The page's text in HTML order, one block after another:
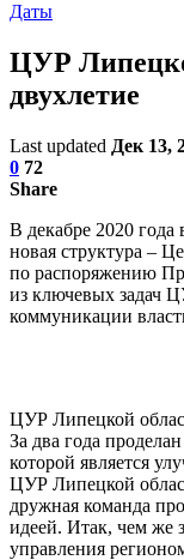
Даты
ЦУР
двухлетие
Last updated Дек 13,
0 72
Share
В декабре 2020 года
новая структура –
по распоряжению
из ключевых задач
коммуникации
ЦУР Липецкой
За два года
которой является
ЦУР Липецкой
дружная команда
идеей. Итак, чем же
управления